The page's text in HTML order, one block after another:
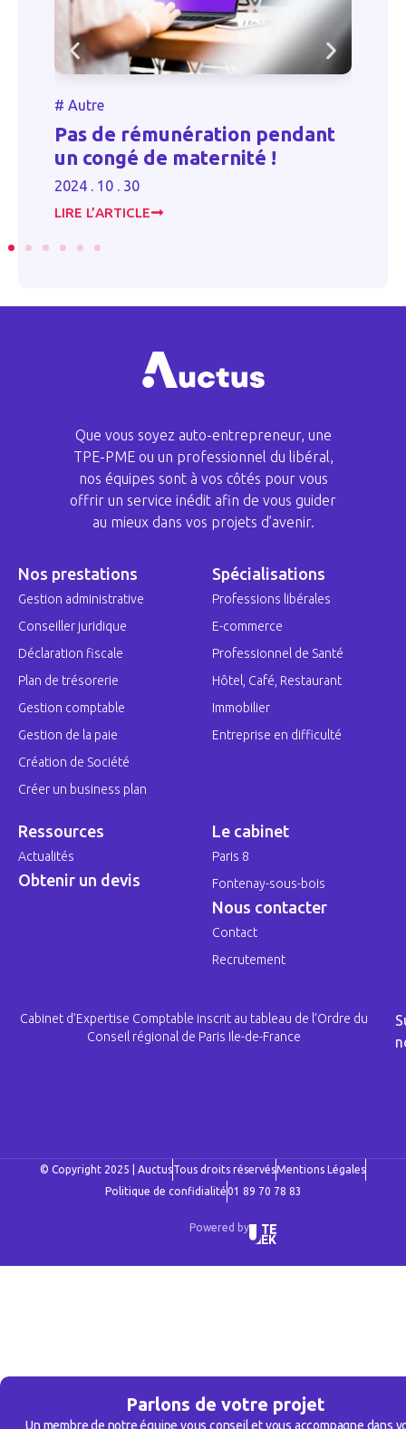
# Autre
Pas de rémunération pendant
un congé de maternité !
2024 . 10 . 30
LIRE L’ARTICLE
Parlons de votre projet
Un membre de notre équipe vous conseil et vous accompagne dans
Que vous soyez auto-entrepreneur, une
TPE-PME ou un professionnel du libéral,
nos équipes sont à vos côtés pour vous
offrir un service inédit afin de vous guider
au mieux dans vos projets d’avenir.
Nos prestations
Gestion administrative
Conseiller juridique
Déclaration fiscale
Plan de trésorerie
Gestion comptable
Gestion de la paie
Création de Société
Créer un business plan
Spécialisations
Professions libérales
E-commerce
Professionnel de Santé
Hôtel, Café, Restaurant
Immobilier
Entreprise en difficulté
Ressources
Actualités
Obtenir un devis
Le cabinet
Paris 8
Fontenay-sous-bois
Nous contacter
Contact
Recrutement
Cabinet d’Expertise Comptable inscrit au tableau de l’Ordre du
Conseil régional de Paris Ile-de-France
© Copyright 2025 | AuctusTous droits réservésMentions Légales
Politique de confidialité01 89 70 78 83
Powered by